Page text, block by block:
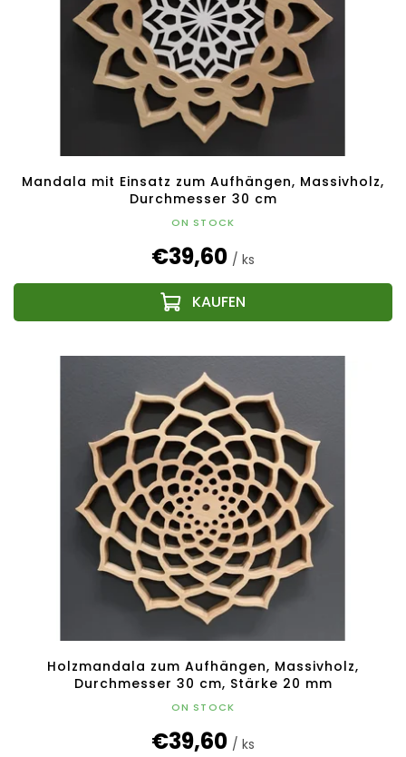
Mandala mit Einsatz zum Aufhängen, Massivholz,
Durchmesser 30 cm
ON STOCK
€39,60 / ks
Holzmandala zum Aufhängen, Massivholz,
Durchmesser 30 cm, Stärke 20 mm
ON STOCK
€39,60 / ks